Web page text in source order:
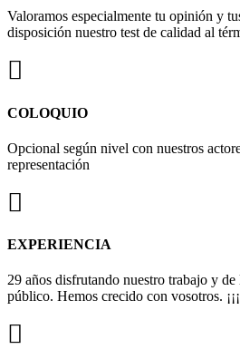
Valoramos especialmente tu opinión y
disposición nuestro test de calidad al
COLOQUIO
Opcional según nivel con nuestros
representación
EXPERIENCIA
29 años disfrutando nuestro trabajo y
público. Hemos crecido con vosotros.